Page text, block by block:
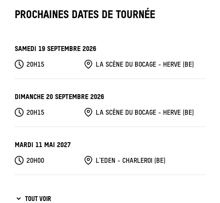
PROCHAINES DATES DE TOURNÉE
SAMEDI 19 SEPTEMBRE 2026
20H15 LA SCÈNE DU BOCAGE - HERVE (BE)
DIMANCHE 20 SEPTEMBRE 2026
20H15 LA SCÈNE DU BOCAGE - HERVE (BE)
MARDI 11 MAI 2027
20H00 L'EDEN - CHARLEROI (BE)
TOUT VOIR